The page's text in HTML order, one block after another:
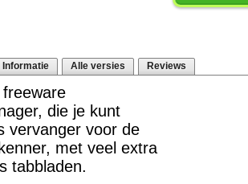
Informatie Alle versies Reviews
die je kunt
vervanger voor de
met veel extra
tabbladen.